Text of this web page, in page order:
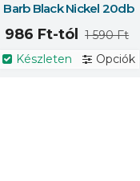
Barb Black Nickel 20db
986 Ft-tól
1 590 Ft
Készleten
Opciók